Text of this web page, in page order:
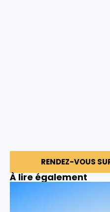
RENDEZ-VOUS
À lire également